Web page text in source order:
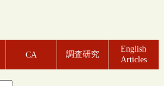
CA 調査研究
English
Articles